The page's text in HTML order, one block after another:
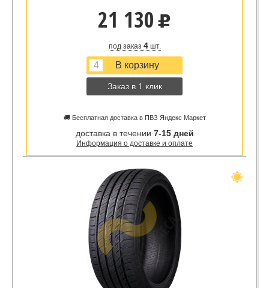
21 130 u
под заказ 4шт.
Заказ в 1 клик
🚚 Бесплатная доставка в ПВЗ Яндекс Маркет
доставка в течении 7-15 дней
Информация о доставке и оплате